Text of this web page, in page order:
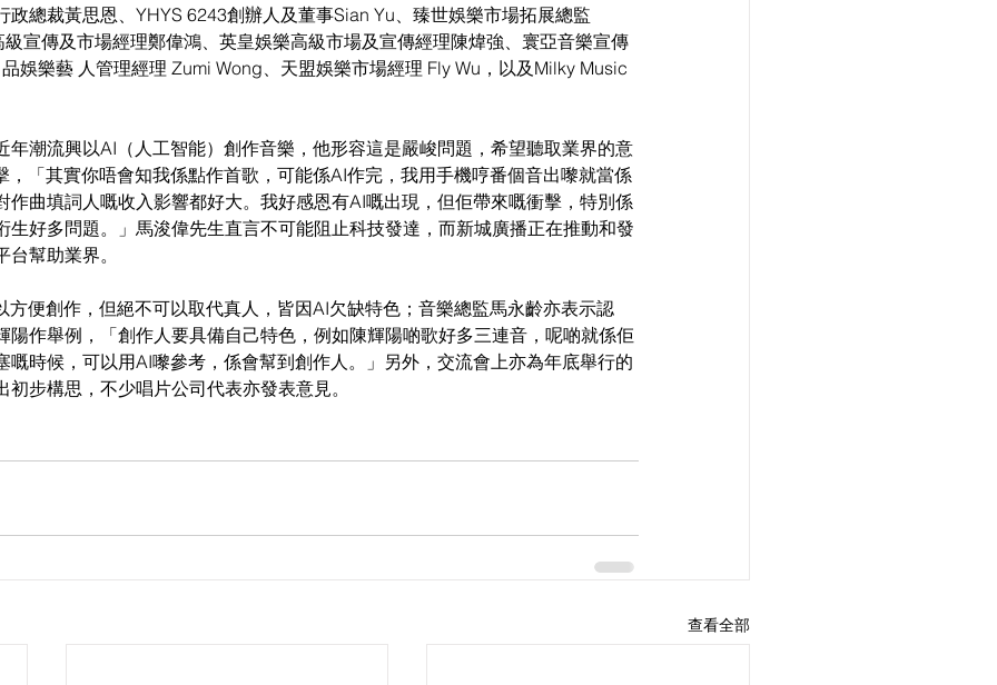
政總裁黃思恩、YHYS 6243創辦人及董事Sian Yu、臻世娛樂市場拓展總監
宣傳及市場經理鄭偉鴻、英皇娛樂高級市場及宣傳經理陳煒強、寰亞音樂宣傳
娛樂藝 人管理經理 Zumi Wong、天盟娛樂市場經理 Fly Wu，以及Milky Music
年潮流興以AI（人工智能）創作音樂，他形容這是嚴峻問題，希望聽取業界的意
，「其實你唔會知我係點作首歌，可能係AI作完，我用手機哼番個音出嚟就當係
作曲填詞人嘅收入影響都好大。我好感恩有AI嘅出現，但佢帶來嘅衝擊，特別係
生好多問題。」馬浚偉先生直言不可能阻止科技發達，而新城廣播正在推動和發
幫助業界。
方便創作，但絕不可以取代真人，皆因AI欠缺特色；音樂總監馬永齡亦表示認
陽作舉例，「創作人要具備自己特色，例如陳輝陽啲歌好多三連音，呢啲就係佢
嘅時候，可以用AI嚟參考，係會幫到創作人。」另外，交流會上亦為年底舉行的
步構思，不少唱片公司代表亦發表意見。
查看全部